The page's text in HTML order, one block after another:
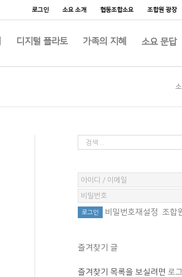
로그인 소요 소개 협동조합소요 조합원 광장
디지털 플라토 가족의 지혜 소요 문답
비밀번호재설정 조합
즐겨찾기 글
즐겨찾기 목록을 보실려면 로